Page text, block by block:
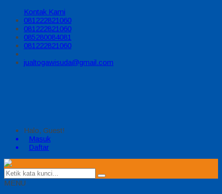
Kontak Kami
081222821060
081222821060
085280084081
081222821060
jualtogawisuda@gmail.com
Halo, Guest!
Masuk
Daftar
MENU